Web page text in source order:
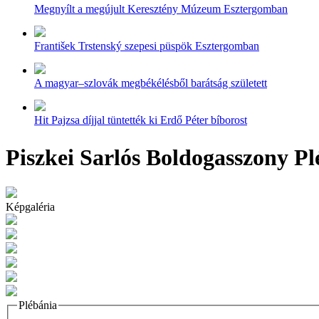
Megnyílt a megújult Keresztény Múzeum Esztergomban
František Trstenský szepesi püspök Esztergomban
A magyar–szlovák megbékélésből barátság született
Hit Pajzsa díjjal tüntették ki Erdő Péter bíborost
Piszkei Sarlós Boldogasszony
Képgaléria
Plébánia